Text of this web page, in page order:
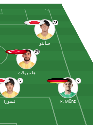
6
R. Münz
5
كيمورا
34
هاسبولات
38
سايتو